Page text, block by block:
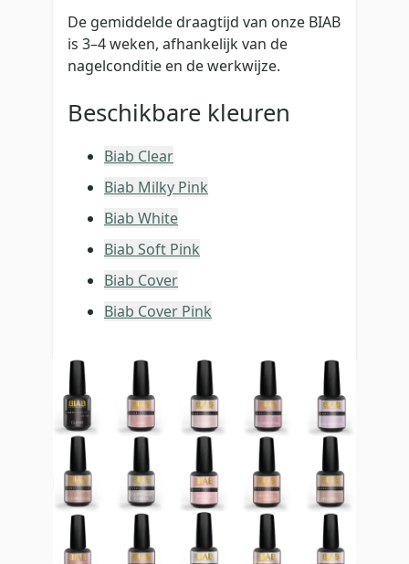
De gemiddelde draagtijd van onze BIAB
is 3–4 weken, afhankelijk van de
nagelconditie en de werkwijze.
Beschikbare kleuren
Biab Clear
Biab Milky Pink
Biab White
Biab Soft Pink
Biab Cover
Biab Cover Pink